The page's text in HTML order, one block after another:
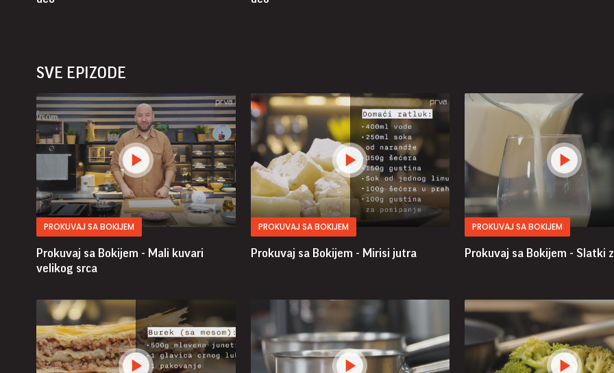
SVE EPIZODE
PROKUVAJ SA BOKIJEM
Prokuvaj sa Bokijem - Mali kuvari
velikog srca
PROKUVAJ SA BOKIJEM
Prokuvaj sa Bokijem - Mirisi jutra
PROKUVAJ SA BOKIJEM
Prokuvaj sa Bokijem - Slatki